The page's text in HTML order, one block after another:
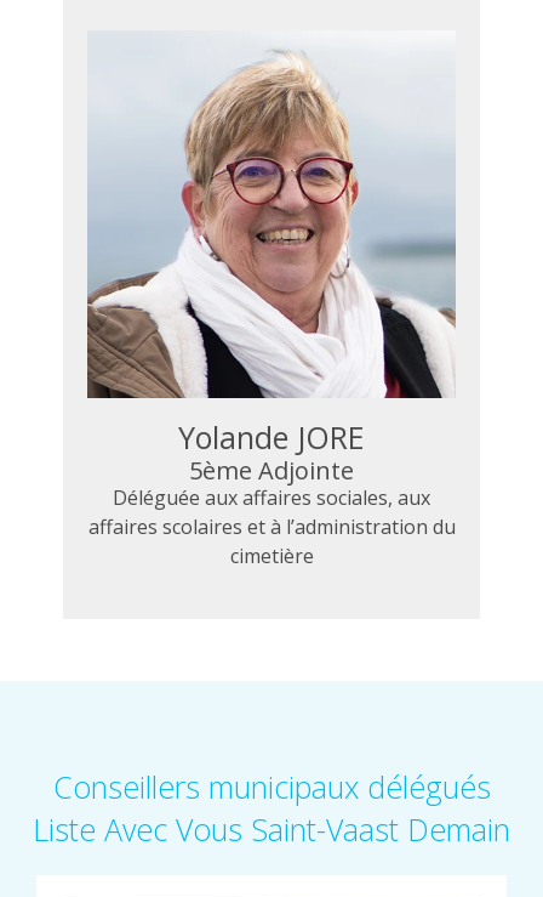
Yolande JORE
5ème Adjointe
Déléguée aux affaires sociales, aux
affaires scolaires et à l’administration du
cimetière
Conseillers municipaux délégués
Liste Avec Vous Saint-Vaast Demain